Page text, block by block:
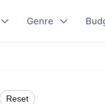
Genre
Reset